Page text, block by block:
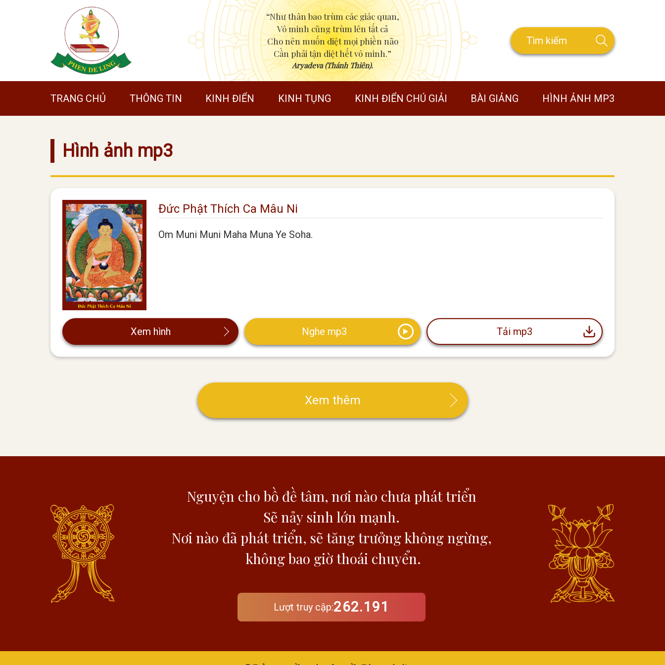
“Như thân bao trùm các giác quan,
Vô minh cũng trùm lên tất cả
Cho nên muốn diệt mọi phiền não
Cần phải tận diệt hết vô minh.”
Aryadeva (Thánh Thiên).
TRANG CHỦ THÔNG TIN KINH ĐIỂN KINH TỤNG KINH ĐIỂN CHÚ GIẢI BÀI GIẢNG HÌNH ẢNH MP3
Hình ảnh mp3
Đức Phật Thích Ca Mâu Ni
Om Muni Muni Maha Muna Ye Soha.
Xem hình Nghe mp3 Tải mp3
Xem thêm
Nguyện cho bồ đề tâm, nơi nào chưa phát triển
Sẽ nảy sinh lớn mạnh.
Nơi nào đã phát triển, sẽ tăng trưởng không ngừng,
không bao giờ thoái chuyển.
Lượt truy cập:262.191